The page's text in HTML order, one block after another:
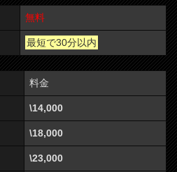
無料
最短で30分以内
料金
\14,000
\18,000
\23,000